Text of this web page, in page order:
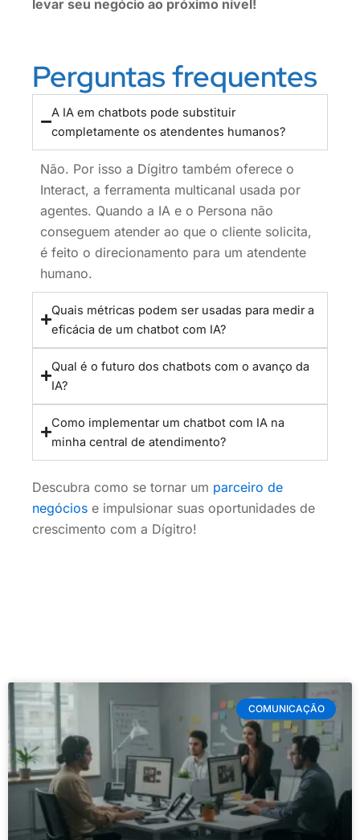
levar seu negócio ao próximo nível!
Perguntas frequentes
A IA em chatbots pode substituir
completamente os atendentes humanos?
Não. Por isso a Dígitro também oferece o
Interact, a ferramenta multicanal usada por
agentes. Quando a IA e o Persona não
conseguem atender ao que o cliente solicita,
é feito o direcionamento para um atendente
humano.
Quais métricas podem ser usadas para medir a
eficácia de um chatbot com IA?
Qual é o futuro dos chatbots com o avanço da
IA?
Como implementar um chatbot com IA na
minha central de atendimento?
Descubra como se tornar um parceiro de
negócios e impulsionar suas oportunidades de
crescimento com a Dígitro!
COMUNICAÇÃO